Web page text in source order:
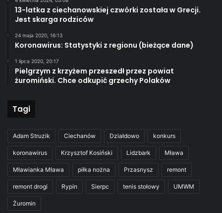
13-latka z ciechanowskiej czwórki została w Grecji.
Jest skarga rodziców
24 maja 2020, 16:13
Koronawirus: Statystyki z regionu (bieżące dane)
1 lipca 2020, 20:17
Pielgrzym z krzyżem przeszedł przez powiat
żuromiński. Chce odkupić grzechy Polaków
Tagi
Adam Struzik Ciechanów Działdowo konkurs
koronawirus Krzysztof Kosiński Lidzbark Mława
Mławianka Mława piłka nożna Przasnysz remont
remont drogi Rypin Sierpc tenis stołowy UMWM
Żuromin